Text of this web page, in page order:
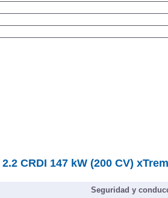
2.2 CRDI 147 kW (200 CV)